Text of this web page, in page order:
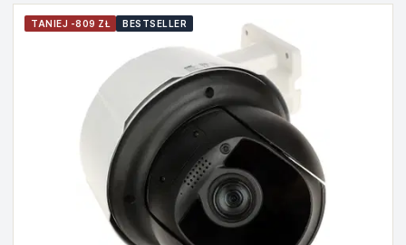
TANIEJ -809 ZŁ BESTSELLER